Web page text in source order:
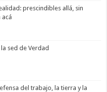
prescindibles allá, sin
acá
sed de Verdad
del trabajo, la tierra y la